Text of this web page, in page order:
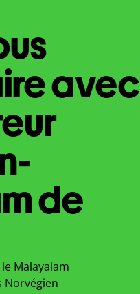
avec
de
Malayalam
Norvégien